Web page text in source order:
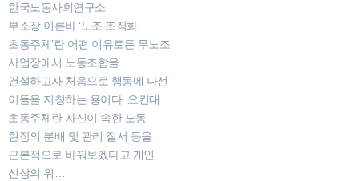
한국노동사회연구소
부소장 이른바 ‘노조 조직화
초동주체’란 어떤 이유로든 무노조
사업장에서 노동조합을
건설하고자 처음으로 행동에 나선
이들을 지칭하는 용어다. 요컨대
초동주체란 자신이 속한 노동
현장의 분배 및 관리 질서 등을
근본적으로 바꿔보겠다고 개인
신상의 위…